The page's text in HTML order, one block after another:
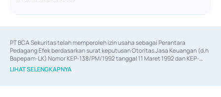
PT BCA Sekuritas telah memperoleh izin usaha sebagai Perantara
Pedagang Efek berdasarkan surat keputusan Otoritas Jasa Keuangan (d.h
Bapepam-LK) Nomor KEP-138/PM/1992 tanggal 11 Maret 1992 dan KEP-
06/D.04/2014 tanggal 28 Februari 2014, izin usaha sebagai Penjamin Emisi
Efek berdasarkan surat keputusan Otoritas Jasa Keuangan Nomor KEP-
LIHAT SELENGKAPNYA